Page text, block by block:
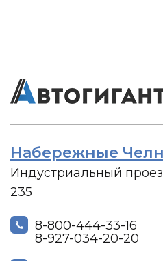
Набережные
Индустриальный
235
8-800-444-33-16
8-927-034-20-20